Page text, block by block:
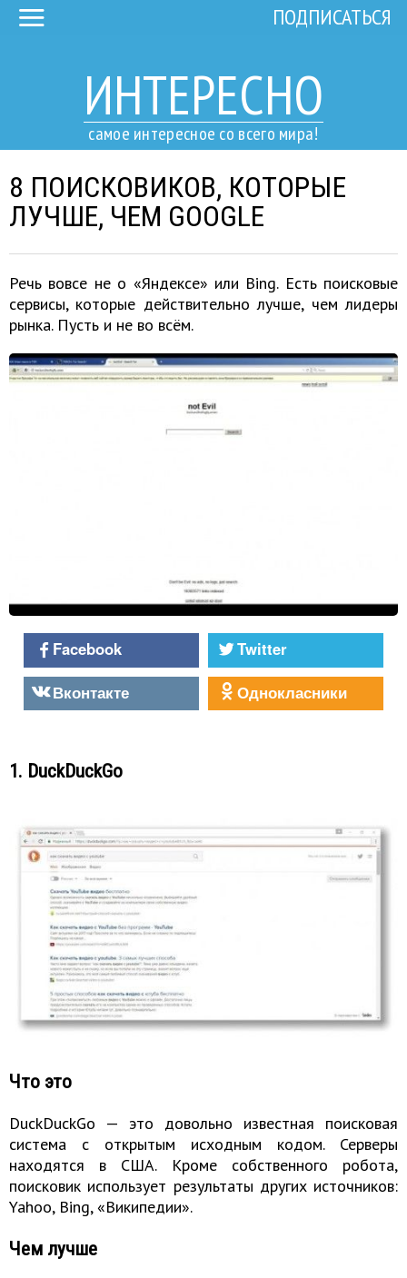
ИНТЕРЕСНО
самое интересное со всего мира!
ПОДПИСАТЬСЯ
8 ПОИСКОВИКОВ, КОТОРЫЕ
ЛУЧШЕ, ЧЕМ GOOGLE
Речь вовсе не о «Яндексе» или Bing. Есть поисковые
сервисы, которые действительно лучше, чем лидеры
рынка. Пусть и не во всём.
Facebook
Twitter
Вконтакте
Однокласники
1. DuckDuckGo
Что это
DuckDuckGo — это довольно известная поисковая
система с открытым исходным кодом. Серверы
находятся в США. Кроме собственного робота,
поисковик использует результаты других источников:
Yahoo, Bing, «Википедии».
Чем лучше